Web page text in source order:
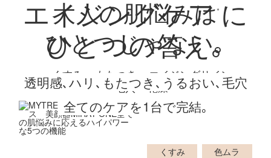
大 人の肌悩みは
ひとつじゃない｡
くすみ もたつき
エイジングサイン
毛穴
乾燥
エイジングケア＊
に
ひとつの答え｡
透明感､ハリ､もたつき､うるおい､毛穴
全てのケアを1台で完結｡
全ての肌悩みに答える
ハイパワーな5つの機能
DPL
くすみ
色ムラ